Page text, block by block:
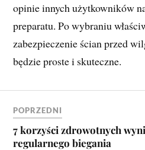
opinie innych użytkowników
preparatu. Po wybraniu
zabezpieczenie ścian przed
będzie proste i skuteczne.
POPRZEDNI
7 korzyści zdrowotnych
regularnego biegania